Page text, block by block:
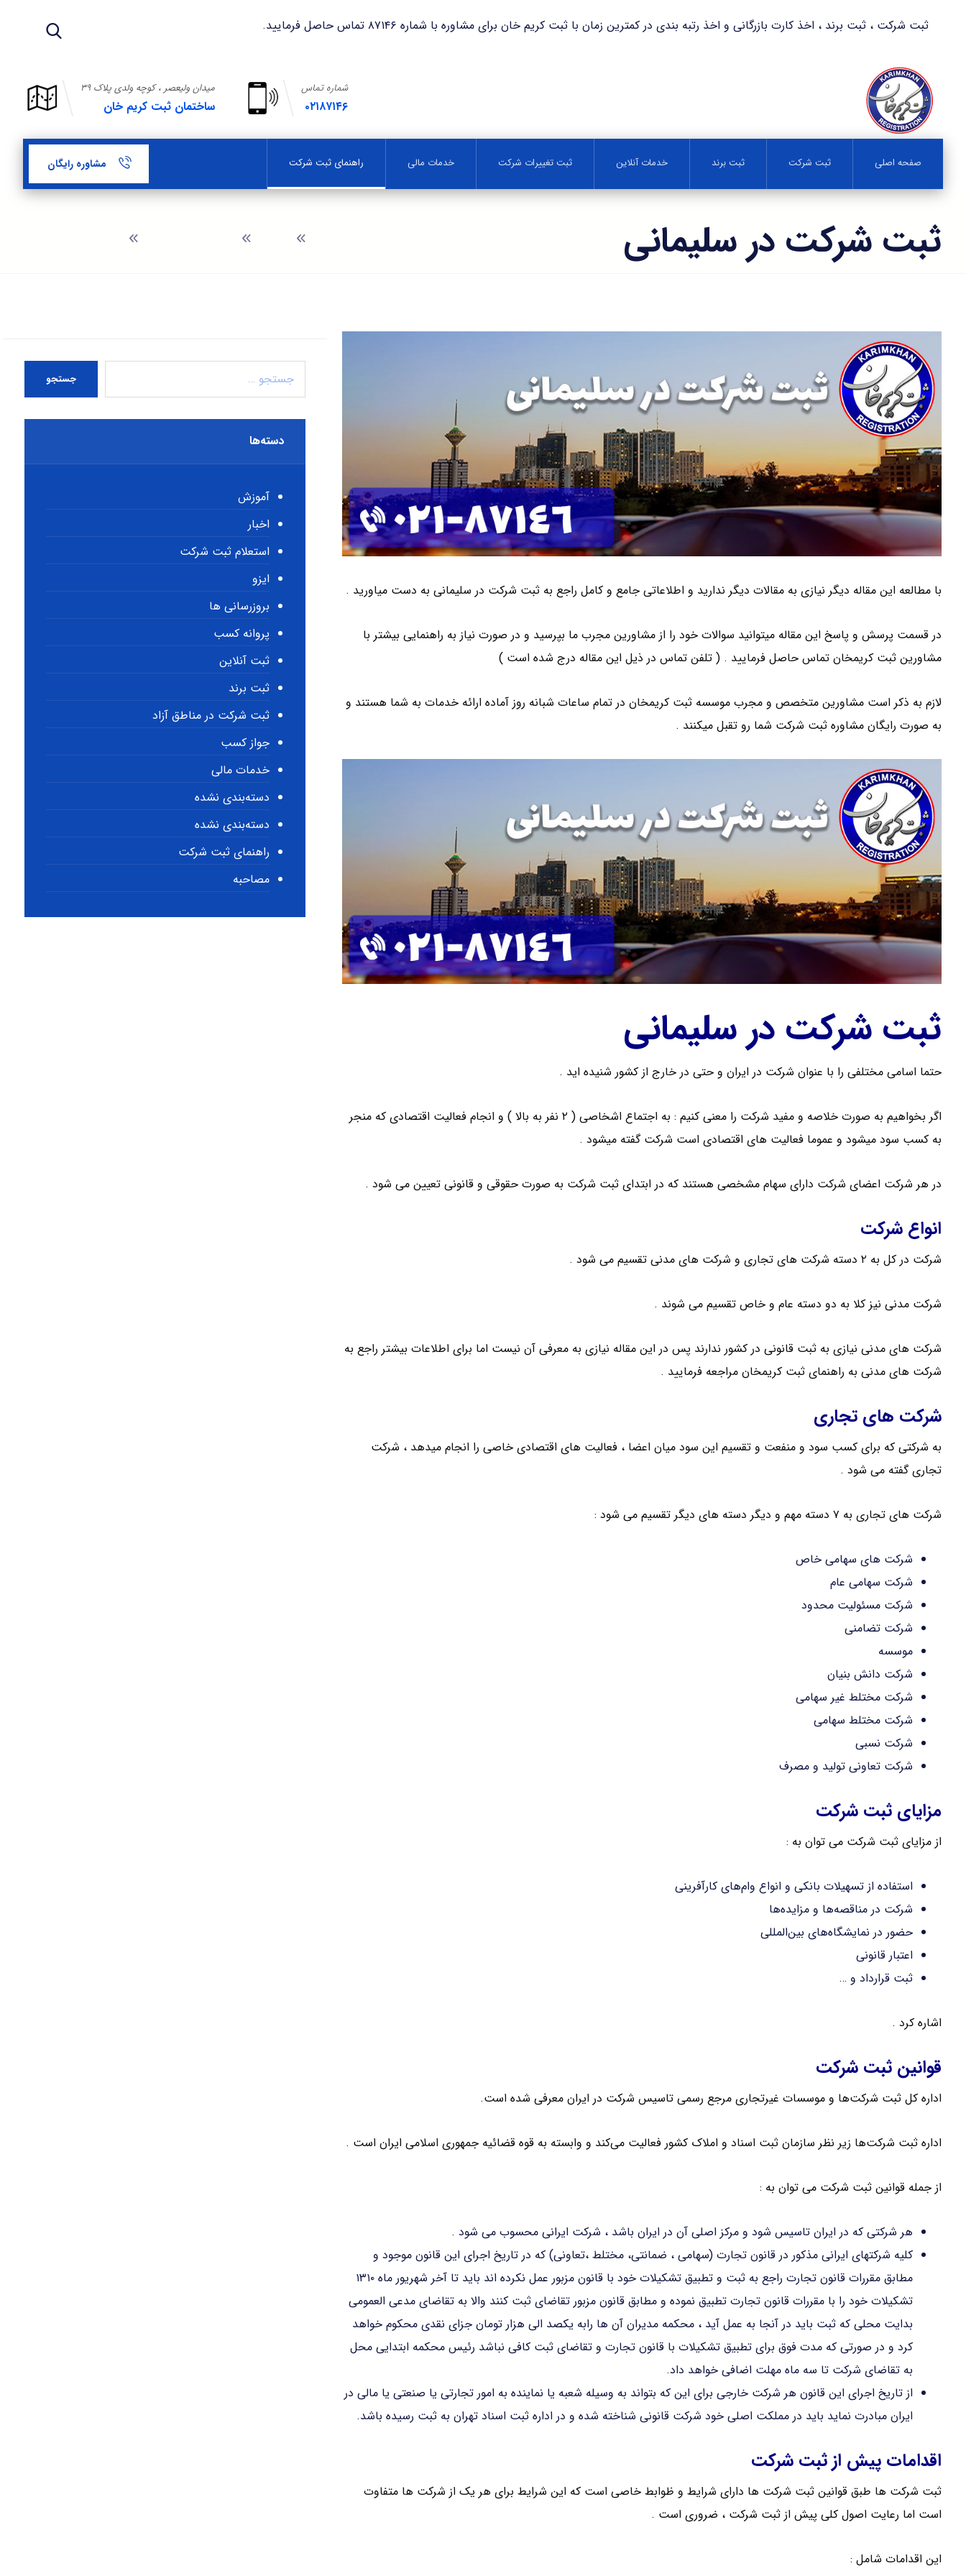
ثبت شرکت ، ثبت برند ، اخذ کارت بازرگانی و اخذ رتبه بندی در کمترین زمان با ثبت کریم خان برای مشاوره با شماره ۸۷۱۴۶ تماس حاصل فرمایید.
میدان ولیعصر ، کوچه ولدی پلاک ۳۹
ساختمان ثبت کریم خان
شماره تماس
۰۲۱۸۷۱۴۶
صفحه اصلی ثبت شرکت ثبت برند خدمات آنلاین ثبت تغییرات شرکت خدمات مالی راهنمای ثبت شرکت مشاوره رایگان
ثبت شرکت در سلیمانی
با مطالعه این مقاله دیگر نیازی به مقالات دیگر ندارید و اطلاعاتی جامع و کامل راجع به ثبت شرکت در سلیمانی به دست میاورید .
در قسمت پرسش و پاسخ این مقاله میتوانید سوالات خود را از مشاورین مجرب ما بپرسید و در صورت نیاز به راهنمایی بیشتر با
مشاورین ثبت کریمخان تماس حاصل فرمایید . ( تلفن تماس در ذیل این مقاله درج شده است )
لازم به ذکر است مشاورین متخصص و مجرب موسسه ثبت کریمخان در تمام ساعات شبانه روز آماده ارائه خدمات به شما هستند و
به صورت رایگان مشاوره ثبت شرکت شما رو تقبل میکنند .
ثبت شرکت در سلیمانی
حتما اسامی مختلفی را با عنوان شرکت در ایران و حتی در خارج از کشور شنیده اید .
اگر بخواهیم به صورت خلاصه و مفید شرکت را معنی کنیم : به اجتماع اشخاصی ( ۲ نفر به بالا ) و انجام فعالیت اقتصادی که منجر
به کسب سود میشود و عموما فعالیت های اقتصادی است شرکت گفته میشود .
در هر شرکت اعضای شرکت دارای سهام مشخصی هستند که در ابتدای ثبت شرکت به صورت حقوقی و قانونی تعیین می شود .
انواع شرکت
شرکت در کل به ۲ دسته شرکت های تجاری و شرکت های مدنی تقسیم می شود .
شرکت مدنی نیز کلا به دو دسته عام و خاص تقسیم می شوند .
شرکت های مدنی نیازی به ثبت قانونی در کشور ندارند پس در این مقاله نیازی به معرفی آن نیست اما برای اطلاعات بیشتر راجع به
شرکت های مدنی به راهنمای ثبت کریمخان مراجعه فرمایید .
شرکت های تجاری
به شرکتی که برای کسب سود و منفعت و تقسیم این سود میان اعضا ، فعالیت های اقتصادی خاصی را انجام میدهد ، شرکت
تجاری گفته می شود .
شرکت های تجاری به ۷ دسته مهم و دیگر دسته های دیگر تقسیم می شود :
شرکت های سهامی خاص
شرکت سهامی عام
شرکت مسئولیت محدود
شرکت تضامنی
موسسه
شرکت دانش بنیان
شرکت مختلط غیر سهامی
شرکت مختلط سهامی
شرکت نسبی
شرکت تعاونی تولید و مصرف
مزایای ثبت شرکت
از مزایای ثبت شرکت می توان به :
استفاده از تسهیلات بانکی و انواع وام‌های کارآفرینی
شرکت در مناقصه‌ها و مزایده‌ها
حضور در نمایشگاه‌های بین‌المللی
اعتبار قانونی
ثبت قرارداد و …
اشاره کرد .
قوانین ثبت شرکت
اداره کل ثبت شرکت‌ها و موسسات غیرتجاری مرجع رسمی تاسیس شرکت در ایران معرفی شده است.
اداره ثبت شرکت‌ها زیر نظر سازمان ثبت اسناد و املاک کشور فعالیت می‌کند و وابسته به قوه قضائیه جمهوری اسلامی ایران است .
از جمله قوانین ثبت شرکت می توان به :
هر شرکتی که در ایران تاسیس شود و مرکز اصلی آن در ایران باشد ، شرکت ایرانی محسوب می شود .
کلیه شرکتهای ایرانی مذکور در قانون تجارت (سهامی ، ضمانتی، مختلط ،تعاونی) که در تاریخ اجرای این قانون موجود و
مطابق مقررات قانون تجارت راجع به ثبت و تطبیق تشکیلات خود با قانون مزبور عمل نکرده اند باید تا آخر شهریور ماه ۱۳۱۰
تشکیلات خود را با مقررات قانون تجارت تطبیق نموده و مطابق قانون مزبور تقاضای ثبت کنند والا به تقاضای مدعی العمومی
بدایت محلی که ثبت باید در آنجا به عمل آید ، محکمه مدیران آن ها رابه یکصد الی هزار تومان جزای نقدی محکوم خواهد
کرد و در صورتی که مدت فوق برای تطبیق تشکیلات با قانون تجارت و تقاضای ثبت کافی نباشد رئیس محکمه ابتدایی محل
به تقاضای شرکت تا سه ماه مهلت اضافی خواهد داد.
از تاریخ اجرای این قانون هر شرکت خارجی برای این که بتواند به وسیله شعبه یا نماینده به امور تجارتی یا صنعتی یا مالی در
ایران مبادرت نماید باید در مملکت اصلی خود شرکت قانونی شناخته شده و در اداره ثبت اسناد تهران به ثبت رسیده باشد.
اقدامات پیش از ثبت شرکت
ثبت شرکت ها طبق قوانین ثبت شرکت ها دارای شرایط و ظوابط خاصی است که این شرایط برای هر یک از شرکت ها متفاوت
است اما رعایت اصول کلی پیش از ثبت شرکت ، ضروری است .
این اقدامات شامل :
جستجو
دسته‌ها
آموزش
اخبار
استعلام ثبت شرکت
ایزو
بروزرسانی ها
پروانه کسب
ثبت آنلاین
ثبت برند
ثبت شرکت در مناطق آزاد
جواز کسب
خدمات مالی
دسته‌بندی نشده
دسته‌بندی نشده
راهنمای ثبت شرکت
مصاحبه